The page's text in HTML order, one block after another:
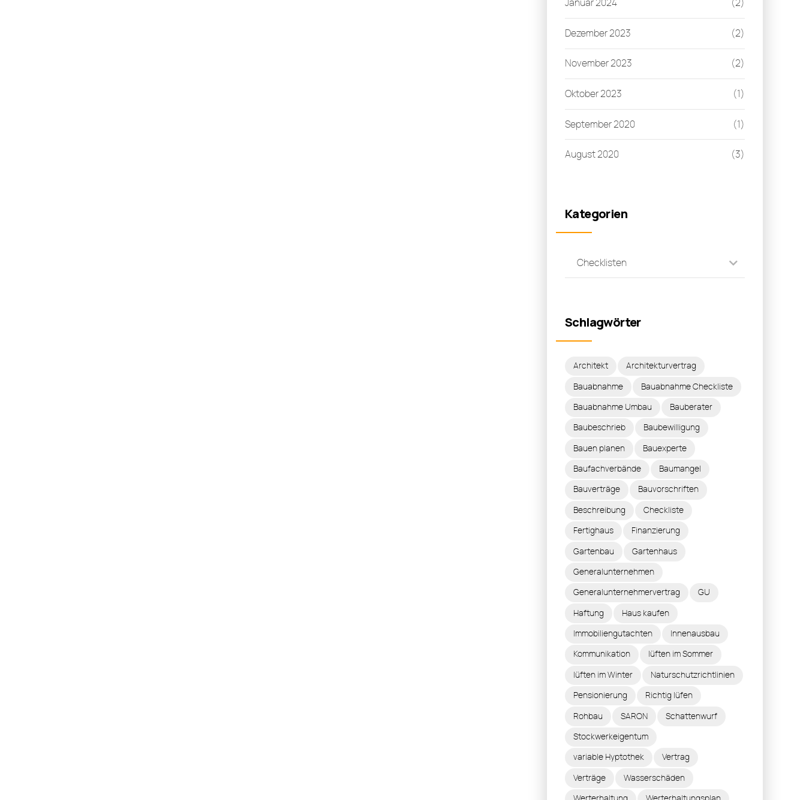
Januar 2024 (2)
Dezember 2023 (2)
November 2023 (2)
Oktober 2023 (1)
September 2020 (1)
August 2020 (3)
Kategorien
Checklisten
Schlagwörter
Architekt Architekturvertrag
Bauabnahme Bauabnahme Checkliste
Bauabnahme Umbau Bauberater
Baubeschrieb Baubewilligung
Bauen planen Bauexperte
Baufachverbände Baumangel
Bauverträge Bauvorschriften
Beschreibung Checkliste
Fertighaus Finanzierung
Gartenbau Gartenhaus
Generalunternehmen
Generalunternehmervertrag GU
Haftung Haus kaufen
Immobiliengutachten Innenausbau
Kommunikation lüften im Sommer
lüften im Winter Naturschutzrichtlinien
Pensionierung Richtig lüfen
Rohbau SARON Schattenwurf
Stockwerkeigentum
variable Hyptothek Vertrag
Verträge Wasserschäden